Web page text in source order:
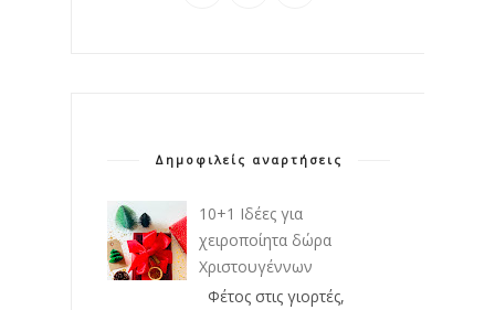
Δημοφιλείς αναρτήσεις
10+1 Ιδέες για
χειροποίητα δώρα
Χριστουγέννων
Φέτος στις γιορτές,